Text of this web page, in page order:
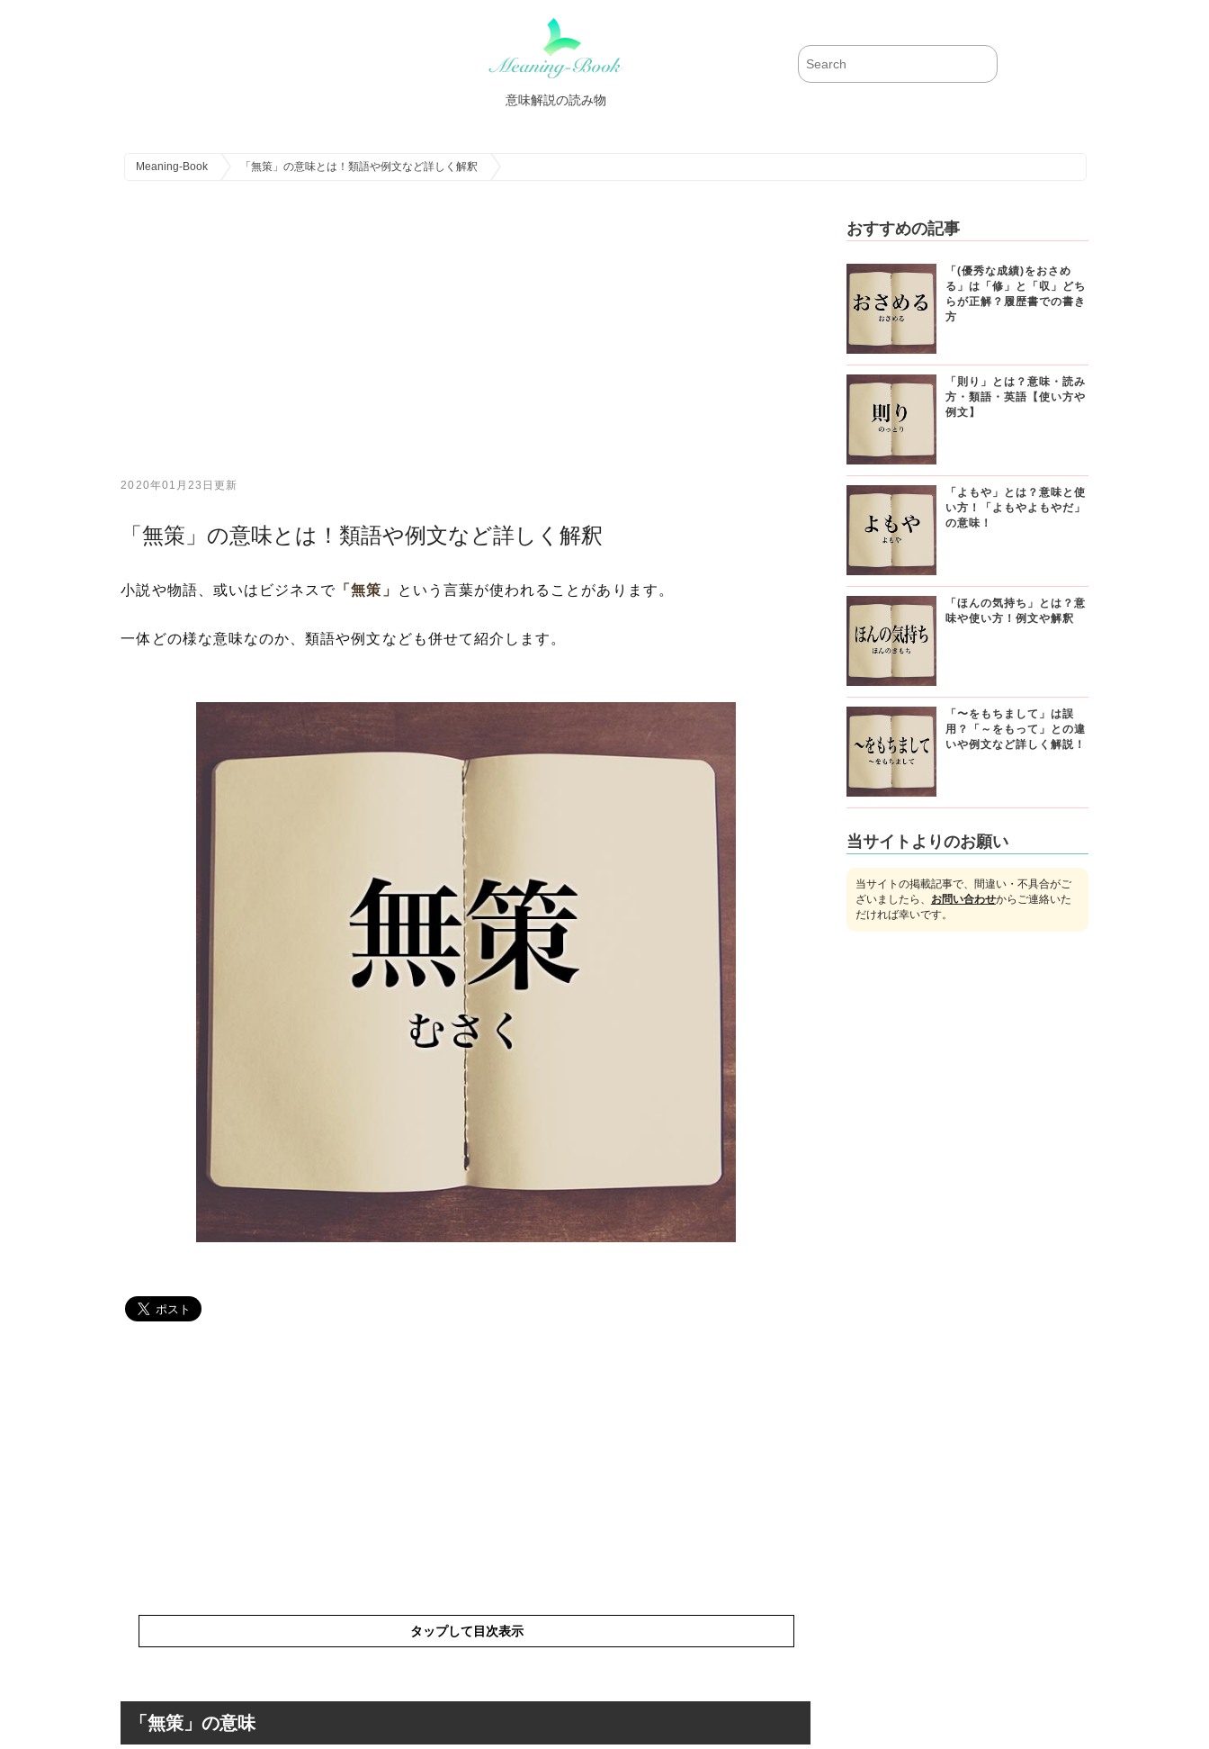
意味解説の読み物
Meaning-Book 「無策」の意味とは！類語や例文など詳しく解釈
2020年01月23日更新
「無策」の意味とは！類語や例文など詳しく解釈
小説や物語、或いはビジネスで 「無策」 という言葉が使われることがあります。
一体どの様な意味なのか、類語や例文なども併せて紹介します。
タップして目次表示
「無策」の意味
おすすめの記事
「(優秀な成績)をおさめ
る」は「修」と「収」どち
らが正解？履歴書での書き
方
「則り」とは？意味・読み
方・類語・英語【使い方や
例文】
「よもや」とは？意味と使
い方！「よもやよもやだ」
の意味！
「ほんの気持ち」とは？意
味や使い方！例文や解釈
「〜をもちまして」は誤
用？「～をもって」との違
いや例文など詳しく解説！
当サイトよりのお願い
当サイトの掲載記事で、間違い・不具合がご
ざいましたら、 お問い合わせからご連絡いた
だければ幸いです。